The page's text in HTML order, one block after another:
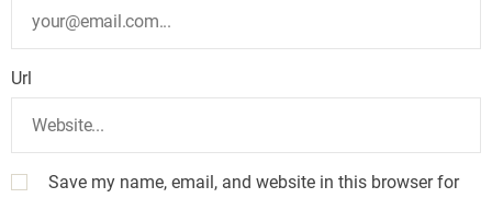
Url
Save my name, email, and website in this browser for